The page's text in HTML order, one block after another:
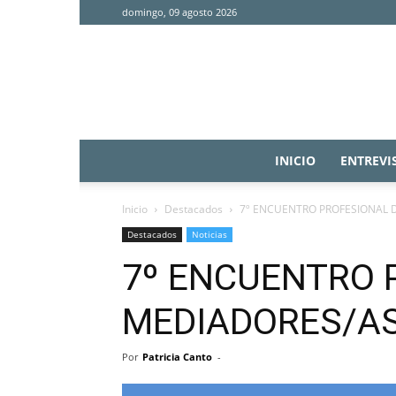
domingo, 09 agosto 2026
INICIO
Inicio Destacados 7º ENCUENTRO PROFESIONAL
Destacados Noticias
7º ENCUENTRO
MEDIADORES/
Por Patricia Canto -